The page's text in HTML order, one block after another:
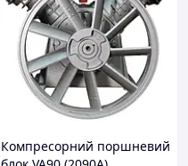
Компресорний поршневий